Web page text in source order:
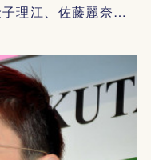
理江、佐藤麗奈…